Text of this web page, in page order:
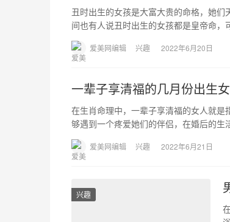
丑时出生的女孩是大富大贵的命格，她
间也有人说丑时出生的女孩都是皇帝命
爱美网编辑 兴趣 2022年6月20日
一辈子享清福的几月份出生女
在生肖命理中，一辈子享清福的女人就
够遇到一个疼爱她们的伴侣，在婚后的
爱美网编辑 兴趣 2022年6月21日
兴趣